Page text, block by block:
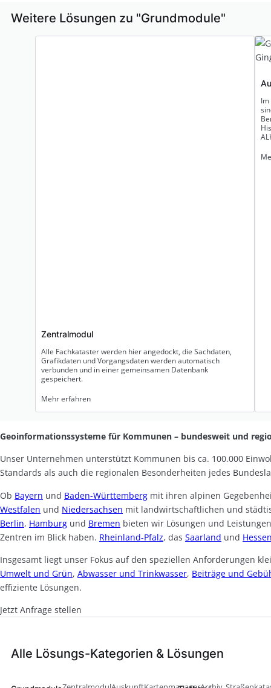
Weitere Lösungen zu "Grundmodule"
Zentralmodul
Alle Fachkataster werden hier angedockt, die Sachdaten,
Grafikdaten und Vorgangsdaten werden automatisch
verbunden und in einer gemeinsamen Datenbank
gespeichert.
Mehr erfahren
Geoinformationssysteme für Kommunen – bundesweit und
Unser Unternehmen unterstützt Kommunen bis ca. 100.000
Standards als auch die regionalen Besonderheiten jedes
Ob Bayern und Baden-Württemberg mit ihren alpinen
Westfalen und Niedersachsen mit landwirtschaftlichen und
Berlin, Hamburg und Bremen bieten wir Lösungen und
Zentren im Blick haben. Rheinland-Pfalz, das Saarland und
Insgesamt liegt unser Fokus auf den speziellen Anforderungen
Umwelt und Grün, Abwasser und Trinkwasser, Beiträge und
effiziente Lösungen.
Jetzt Anfrage stellen
Alle Lösungs-Kategorien & Lösungen